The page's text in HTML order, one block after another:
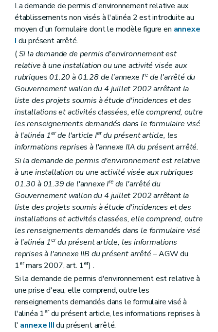
La demande de permis d'environnement relative aux
établissements non visés à l'alinéa 2 est introduite au
moyen d'un formulaire dont le modèle figure en annexe
I du présent arrêté.
(Si la demande de permis d'environnement est
relative à une installation ou une activité visée aux
rubriques 01.20 à 01.28 de l'annexe Irede l'arrêté du
Gouvernement wallon du 4 juillet 2002 arrêtant la
liste des projets soumis à étude d'incidences et des
installations et activités classées, elle comprend, outre
les renseignements demandés dans le formulaire visé
à l'alinéa 1erde l'article Ierdu présent article, les
informations reprises à l'annexe IIA du présent arrêté.
Si la demande de permis d'environnement est relative
à une installation ou une activité visée aux rubriques
01.30 à 01.39 de l'annexe Irede l'arrêté du
Gouvernement wallon du 4 juillet 2002 arrêtant la
liste des projets soumis à étude d'incidences et des
installations et activités classées, elle comprend, outre
les renseignements demandés dans le formulaire visé
à l'alinéa 1erdu présent article, les informations
reprises à l'annexe IIB du présent arrêté– AGW du
1ermars 2007, art. 1er) .
Si la demande de permis d'environnement est relative à
une prise d'eau, elle comprend, outre les
renseignements demandés dans le formulaire visé à
l'alinéa 1erdu présent article, les informations reprises à
l' annexe IIIdu présent arrêté.